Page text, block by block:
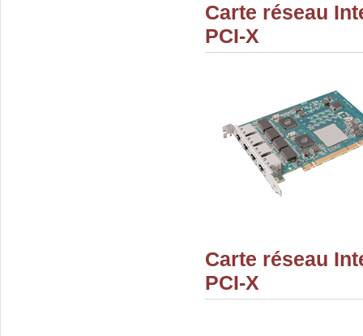
Carte réseau
PCI-X
Carte réseau
PCI-X